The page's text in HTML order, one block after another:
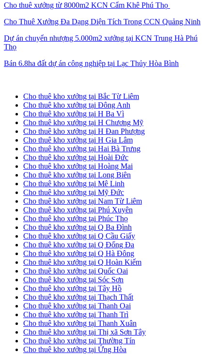
Cho thuê xưởng từ 8000m2 KCN Cẩm Khê Phú Thọ
Cho Thuê Xưởng Đa Dạng Diện Tích Trong CCN Quảng Ninh
Dự án chuyển nhượng 5.000m2 xưởng tại KCN Trung Hà Phú
Thọ
Bán 6.8ha đất dự án công nghiệp tại Lạc Thủy Hòa Bình
Cho thuê kho xưởng tại Bắc Từ Liêm
Cho thuê kho xưởng tại Đông Anh
Cho thuê kho xưởng tại H Ba Vì
Cho thuê kho xưởng tại H Chương Mỹ
Cho thuê kho xưởng tại H Đan Phượng
Cho thuê kho xưởng tại H Gia Lâm
Cho thuê kho xưởng tại Hai Bà Trưng
Cho thuê kho xưởng tại Hoài Đức
Cho thuê kho xưởng tại Hoàng Mai
Cho thuê kho xưởng tại Long Biên
Cho thuê kho xưởng tại Mê Linh
Cho thuê kho xưởng tại Mỹ Đức
Cho thuê kho xưởng tại Nam Từ Liêm
Cho thuê kho xưởng tại Phú Xuyên
Cho thuê kho xưởng tại Phúc Thọ
Cho thuê kho xưởng tại Q Ba Đình
Cho thuê kho xưởng tại Q Cầu Giấy
Cho thuê kho xưởng tại Q Đống Đa
Cho thuê kho xưởng tại Q Hà Đông
Cho thuê kho xưởng tại Q Hoàn Kiếm
Cho thuê kho xưởng tại Quốc Oai
Cho thuê kho xưởng tại Sóc Sơn
Cho thuê kho xưởng tại Tây Hồ
Cho thuê kho xưởng tại Thạch Thất
Cho thuê kho xưởng tại Thanh Oai
Cho thuê kho xưởng tại Thanh Trì
Cho thuê kho xưởng tại Thanh Xuân
Cho thuê kho xưởng tại Thị xã Sơn Tây
Cho thuê kho xưởng tại Thường Tín
Cho thuê kho xưởng tại Ứng Hòa